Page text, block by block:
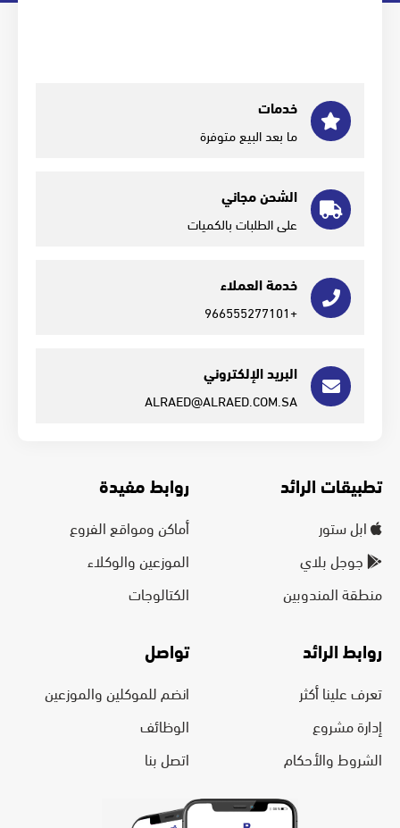
خدمات
ما بعد البيع متوفرة
الشحن مجاني
على الطلبات بالكميات
خدمة العملاء
+966555277101
البريد الإلكتروني
ALRAED@ALRAED.COM.SA
تطبيقات الرائد
ابل ستور
جوجل بلاي
منطقة المندوبين
روابط مفيدة
أماكن ومواقع الفروع
الموزعين والوكلاء
الكتالوجات
روابط الرائد
تعرف علينا أكثر
إدارة مشروع
الشروط والأحكام
تواصل
انضم للموكلين والموزعين
الوظائف
اتصل بنا